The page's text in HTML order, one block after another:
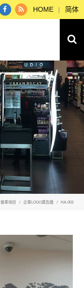
HOME 简体
營業項目 企業LOGO廣告牆 HA-003